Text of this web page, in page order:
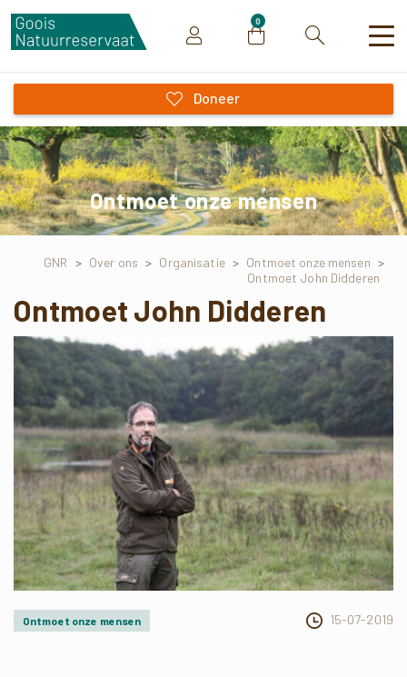
0
Zoeken
Doneer
Ontmoet onze mensen
GNR > Over ons > Organisatie > Ontmoet onze mensen >
Ontmoet John Didderen
Ontmoet John Didderen
Ontmoet onze mensen 15-07-2019